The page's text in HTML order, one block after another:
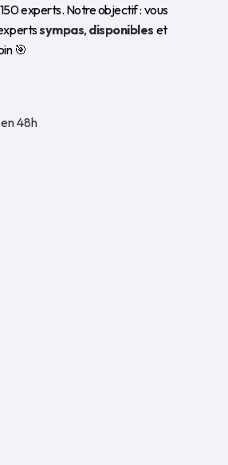
experts. Notre objectif : vous
sympas, disponibles et
🎯
48h